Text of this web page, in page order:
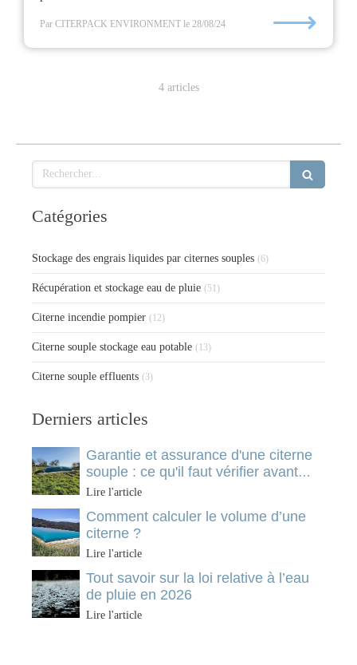
Par CITERPACK ENVIRONMENT le 28/08/24 ⟶
4 articles
Rechercher
Catégories
Stockage des engrais liquides par citernes souples (6)
Récupération et stockage eau de pluie (51)
Citerne incendie pompier (12)
Citerne souple stockage eau potable (13)
Citerne souple effluents (3)
Derniers articles
Garantie et assurance d'une citerne
souple : ce qu'il faut vérifier avant
d'investir
Lire l'article
Comment calculer le volume d’une
citerne ?
Lire l'article
Tout savoir sur la loi relative à l’eau
de pluie en 2026
Lire l'article